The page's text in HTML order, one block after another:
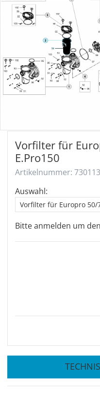
Vorfilter für
E.Pro150
Artikelnummer:
Auswahl:
Vorfilter für Europro 50/
Bitte anmelden um